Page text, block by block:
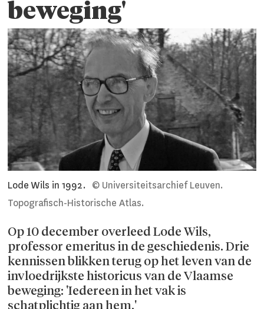
beweging'
Lode Wils in 1992. © Universiteitsarchief Leuven.
Topografisch-Historische Atlas.
Op 10 december overleed Lode Wils,
professor emeritus in de geschiedenis. Drie
kennissen blikken terug op het leven van de
invloedrijkste historicus van de Vlaamse
beweging: 'Iedereen in het vak is
schatplichtig aan hem.'